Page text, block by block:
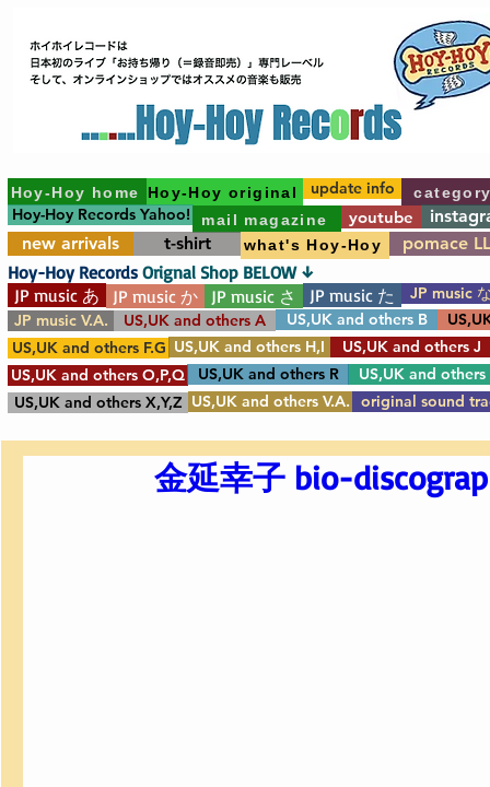
Hoy-Hoy home Hoy-Hoy original
Hoy-Hoy Records Yahoo! mail magazine youtube
new arrivals
t-shirt what's Hoy-Hoy pomace
update info
JP music あ JP music か JP music さ JP music た
JP music
JP music V.A.
US,UK and others A US,UK and others B
US,UK and others F.G US,UK and others H,I
US,UK and others J
US,UK and others O,P,Q
US,UK and others
US,UK and others R
US,UK and others X,Y,Z US,UK and others V.A. original sound
Hoy-Hoy Records Orignal Shop BELOW ↓
金延幸子 bio-